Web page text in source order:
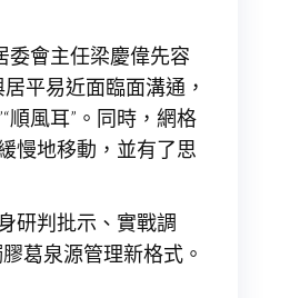
委會主任梁慶偉先容
平易近面臨面溝通，
風耳”。同時，網格
慢地移動，並有了思
研判批示、實戰調
葛泉源管理新格式。